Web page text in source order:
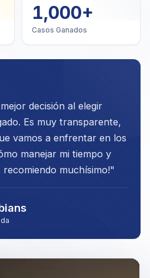
1,000+
Casos Ganados
decisión al elegir
Es muy transparente,
vamos a enfrentar en los
manejar mi tiempo y
recomiendo muchísimo!"